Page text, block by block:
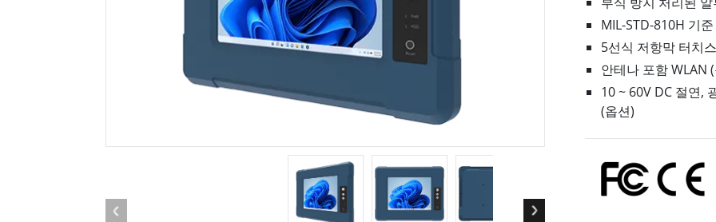
견고한 로봇 컨트롤러 석유 및 가스, ATEX 등급
ATEX 등급 러기드 태블릿
ATEX 등급 패널 PC
AI 컴퓨터
엣지 AI 모빌리티
엣지 AI 패널 PC
엣지 AI 컴퓨팅
MIL-STD-810H 기
5선식 저항막 터치
안테나 포함 WLAN
10 ~ 60V DC 절연,
(옵션)